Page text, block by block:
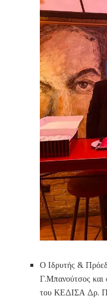
Ο Ιδρυτής &
Γ.Μπανούτσος
του ΚΕΔΙΣΑ Δρ.